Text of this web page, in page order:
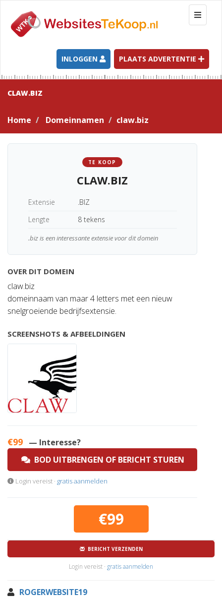
T
o
g
l
e
n
a
t
INLOGGEN PLAATS ADVERTENTIE
CLAW.BIZ
Home Domeinnamen claw.biz
TE KOOP
CLAW.BIZ
Extensie
.BIZ
Lengte
8 tekens
.biz is een interessante extensie voor dit domein
OVER DIT DOMEIN
claw.biz
domeinnaam van maar 4 letters met een nieuw
snelgroeiende bedrijfsextensie.
SCREENSHOTS & AFBEELDINGEN
€99 — Interesse?
BOD UITBRENGEN OF BERICHT STUREN
Login vereist · gratis aanmelden
€99
BERICHT VERZENDEN
Login vereist · gratis aanmelden
ROGERWEBSITE19